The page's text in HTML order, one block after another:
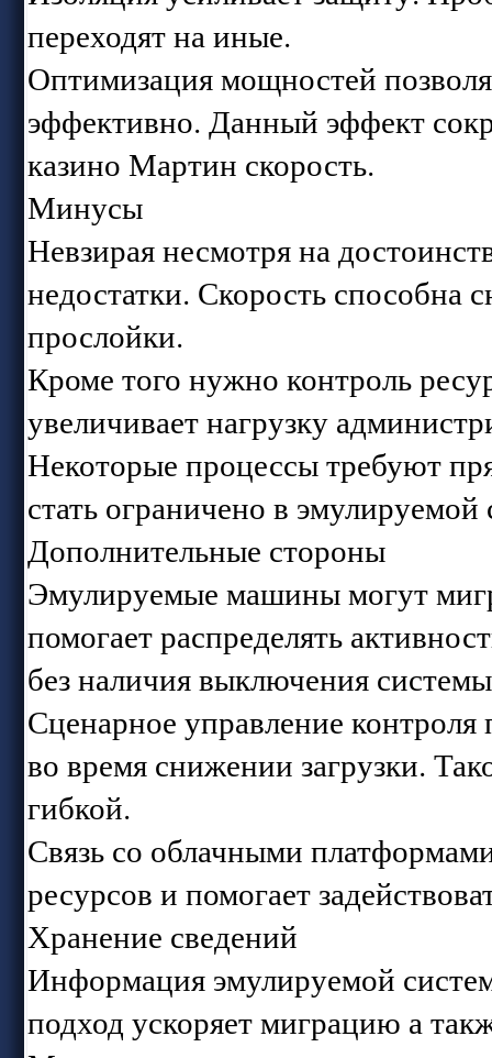
переходят на иные.
Оптимизация мощностей
эффективно. Данный эффект
казино Мартин скорость.
Минусы
Невзирая несмотря на
недостатки. Скорость способна
прослойки.
Кроме того нужно контроль
увеличивает нагрузку
Некоторые процессы требуют
стать ограничено в эмулируемой
Дополнительные стороны
Эмулируемые машины могут
помогает распределять
без наличия выключения
Сценарное управление
во время снижении загрузки.
гибкой.
Связь со облачными
ресурсов и помогает
Хранение сведений
Информация эмулируемой
подход ускоряет миграцию а